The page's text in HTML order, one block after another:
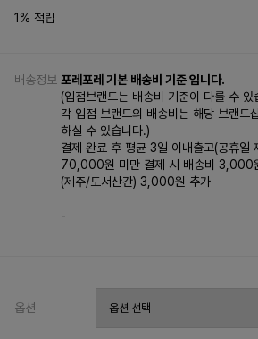
1% 적립
배송정보 포레포레 기본 배송비 기준 입니다.
(입점브랜드는 배송비 기준이 다를 수 있
각 입점 브랜드의 배송비는 해당 브랜드
하실 수 있습니다.)
결제 완료 후 평균 3일 이내출고(공휴일
70,000원 미만 결제 시 배송비 3,000
(제주/도서산간) 3,000원 추가
-
옵션